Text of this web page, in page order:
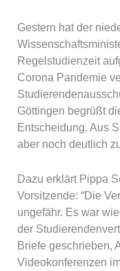
Gestern hat der
Regelstudienzeit
Corona Pandemie
Göttingen begrüßt
Entscheidung. Aus
aber noch deutlich
Dazu erklärt Pippa
Vorsitzende: “Die
ungefähr. Es war
der
Briefe geschrieben,
Videokonferenzen